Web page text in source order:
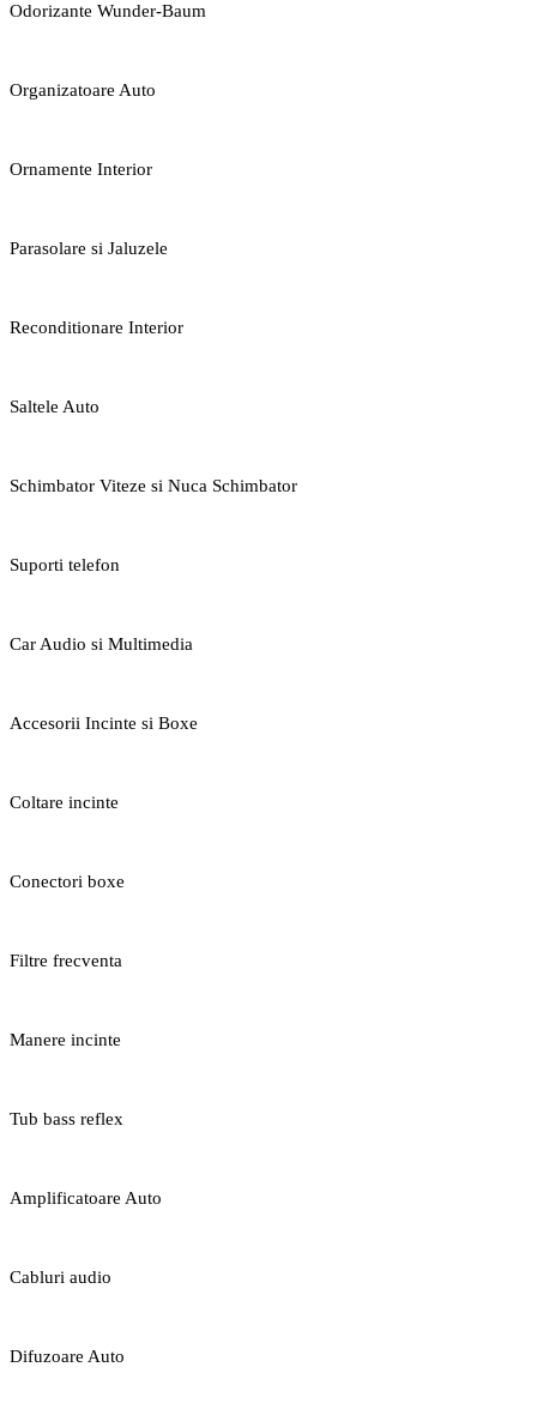
Odorizante Wunder-Baum
Organizatoare Auto
Ornamente Interior
Parasolare si Jaluzele
Reconditionare Interior
Saltele Auto
Schimbator Viteze si Nuca Schimbator
Suporti telefon
Car Audio si Multimedia
Accesorii Incinte si Boxe
Coltare incinte
Conectori boxe
Filtre frecventa
Manere incinte
Tub bass reflex
Amplificatoare Auto
Cabluri audio
Difuzoare Auto